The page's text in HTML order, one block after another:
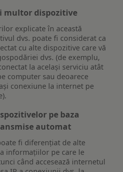
multor dispozitive
explicate în această
dvs. poate fi considerat ca
cu alte dispozitive care vă
dvs. (de exemplu,
la același serviciu atât
computer sau deoarece
conexiune la internet pe
pe baza
automat
fi diferențiat de alte
informațiilor pe care le
când accesează internetul